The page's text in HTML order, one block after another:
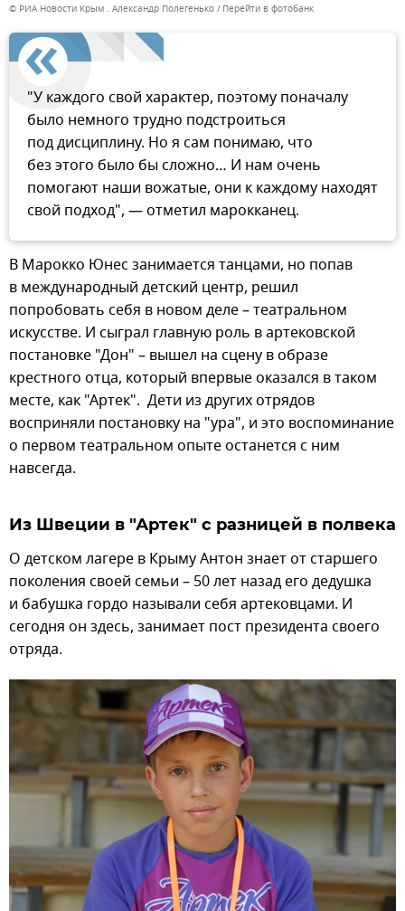
© РИА Новости Крым . Александр Полегенько Перейти в фотобанк
"У каждого свой характер, поэтому поначалу
было немного трудно подстроиться
под дисциплину. Но я сам понимаю, что
без этого было бы сложно… И нам очень
помогают наши вожатые, они к каждому находят
свой подход", — отметил марокканец.
В Марокко Юнес занимается танцами, но попав
в международный детский центр, решил
попробовать себя в новом деле – театральном
искусстве. И сыграл главную роль в артековской
постановке "Дон" – вышел на сцену в образе
крестного отца, который впервые оказался в таком
месте, как "Артек". Дети из других отрядов
восприняли постановку на "ура", и это воспоминание
о первом театральном опыте останется с ним
навсегда.
Из Швеции в "Артек" с разницей в полвека
О детском лагере в Крыму Антон знает от старшего
поколения своей семьи – 50 лет назад его дедушка
и бабушка гордо называли себя артековцами. И
сегодня он здесь, занимает пост президента своего
отряда.